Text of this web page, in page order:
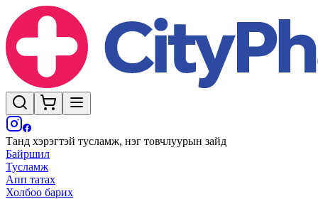
Танд хэрэгтэй тусламж, нэг товчлуурын зайд
Байршил
Тусламж
Апп татах
Холбоо барих